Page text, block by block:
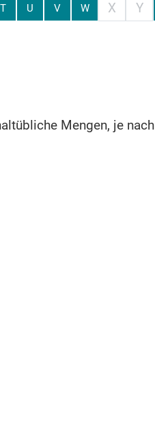
T U V W X Y
Mengen, je nach